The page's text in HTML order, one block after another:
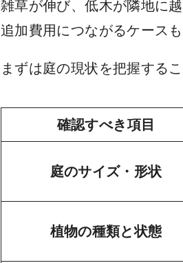
雑草が伸び、低木が隣地に
追加費用につながるケースも
まずは庭の現状を把握する
確認すべき項目
庭のサイズ・形状
植物の種類と状態